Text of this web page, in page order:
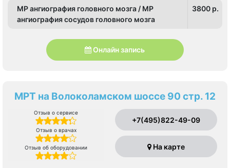
МР ангиография головного мозга / МР
ангиография сосудов головного мозга
3800 p.
Онлайн запись
МРТ на Волоколамском шоссе 90 стр. 12
Отзыв о сервисе
Отзыв о врачах
Отзыв об оборудовании
+7(495)822-49-09
На карте